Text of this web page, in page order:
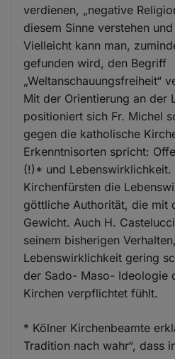
verdienen, „negative
diesem Sinne verstehen
Vielleicht kann man,
gefunden wird, den Begriff
„Weltanschauungsfreiheit“
Mit der Orientierung an der
positioniert sich Fr. Michel
gegen die katholische
Erkenntnisorten spricht:
(!)* und
Kirchenfürsten die
göttliche Authorität, die mit
Gewicht. Auch H.
seinem bisherigen
Lebenswirklichkeit gering
der Sado- Maso- Ideologie
Kirchen verpflichtet fühlt.
* Kölner Kirchenbeamte
Tradition nach wahr“, dass